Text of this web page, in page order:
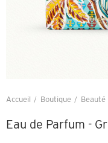
Accueil Boutique Beauté
Eau de Parfum -